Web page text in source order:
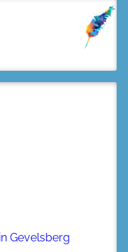
Gevelsberg